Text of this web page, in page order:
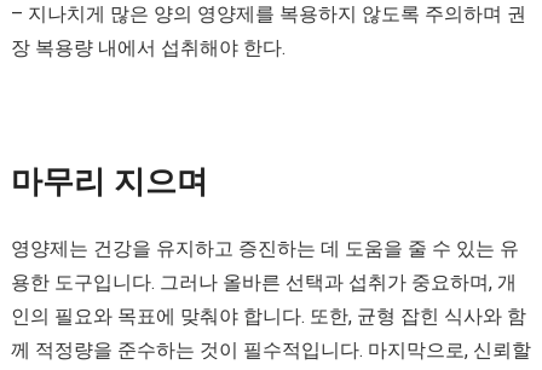
– 지나치게 많은 양의 영양제를 복용하지 않도록 주의하며 권
장 복용량 내에서 섭취해야 한다.
마무리 지으며
영양제는 건강을 유지하고 증진하는 데 도움을 줄 수 있는 유
용한 도구입니다. 그러나 올바른 선택과 섭취가 중요하며, 개
인의 필요와 목표에 맞춰야 합니다. 또한, 균형 잡힌 식사와 함
께 적정량을 준수하는 것이 필수적입니다. 마지막으로, 신뢰할